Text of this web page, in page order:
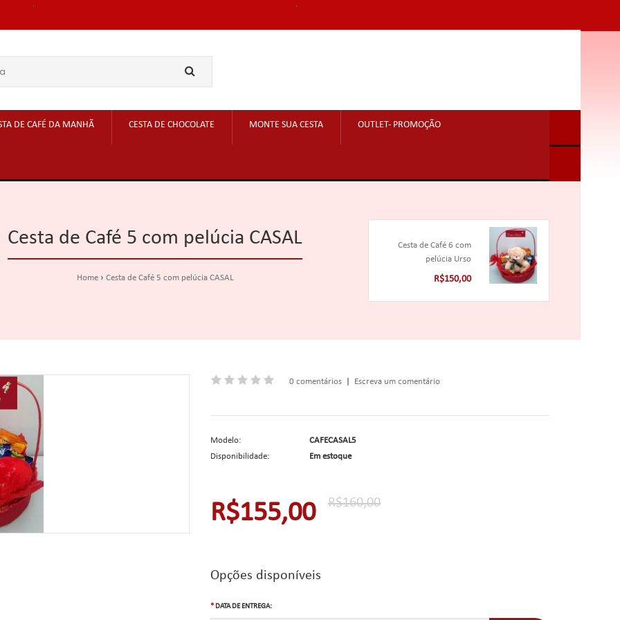
DE CAFÉ DA MANHÃ CESTA DE CHOCOLATE MONTE SUA CESTA OUTLET- PROMOÇÃO
Cesta de Café 5 com pelúcia CASAL
Home Cesta de Café 5 com pelúcia CASAL
Cesta de Café 6 com
pelúcia Urso
R$150,00
0 comentários Escreva um comentário
Modelo:
CAFECASAL5
Disponibilidade:
Em estoque
R$155,00 R$160,00
Opções disponíveis
DATA DE ENTREGA: